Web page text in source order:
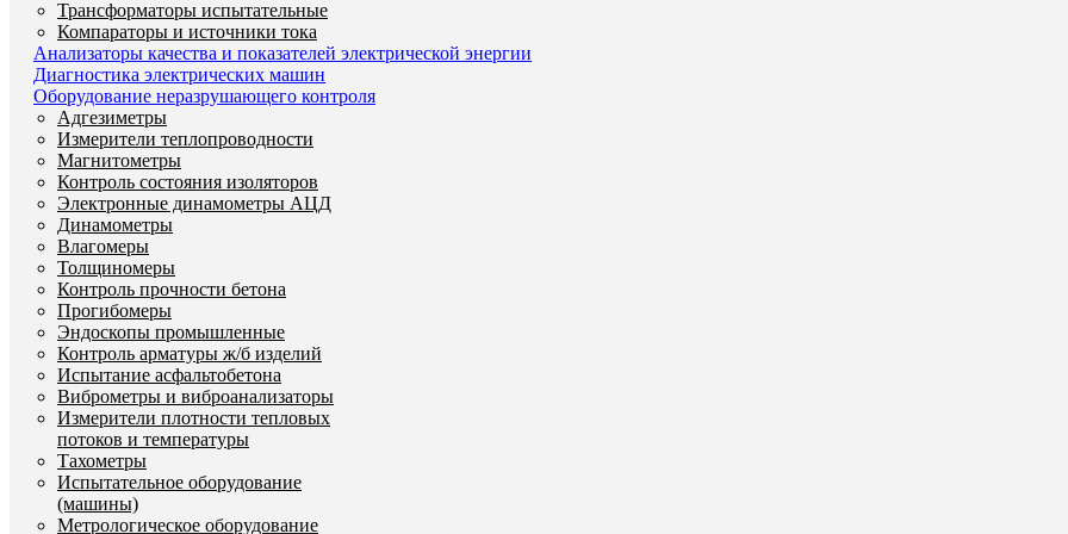
Трансформаторы испытательные
Компараторы и источники тока
Анализаторы качества и показателей электрической энергии
Диагностика электрических машин
Оборудование неразрушающего контроля
Адгезиметры
Измерители теплопроводности
Магнитометры
Контроль состояния изоляторов
Электронные динамометры АЦД
Динамометры
Влагомеры
Толщиномеры
Контроль прочности бетона
Прогибомеры
Эндоскопы промышленные
Контроль арматуры ж/б изделий
Испытание асфальтобетона
Виброметры и виброанализаторы
Измерители плотности тепловых
потоков и температуры
Тахометры
Испытательное оборудование
(машины)
Метрологическое оборудование